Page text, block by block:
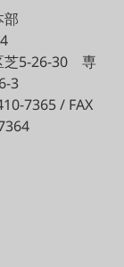
部
芝5-26-30 専
3
7365 / FAX